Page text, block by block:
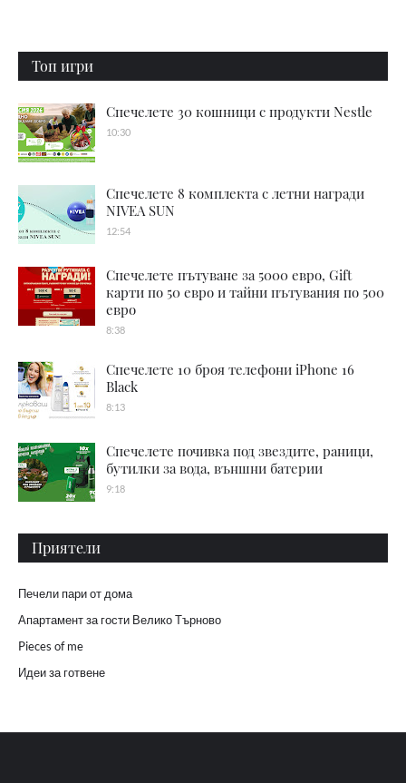
Топ игри
Спечелете 30 кошници с продукти Nestle
10:30
Спечелете 8 комплекта с летни награди
NIVEA SUN
12:54
Спечелете пътуване за 5000 евро, Gift
карти по 50 евро и тайни пътувания по 500
евро
8:38
Спечелете 10 броя телефони iPhone 16
Black
8:13
Спечелете почивка под звездите, раници,
бутилки за вода, външни батерии
9:18
Приятели
Печели пари от дома
Апартамент за гости Велико Търново
Pieces of me
Идеи за готвене